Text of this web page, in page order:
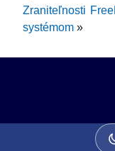
Zraniteľnosti
systémom »